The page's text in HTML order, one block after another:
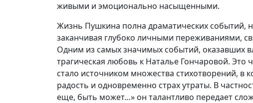
живыми и эмоционально насыщенными.
Жизнь Пушкина полна драматических событий,
заканчивая глубоко личными переживаниями,
Одним из самых значимых событий, оказавших
трагическая любовь к Наталье Гончаровой. Это
стало источником множества стихотворений, в
радость и одновременно страх утраты. В
еще, быть может…» он талантливо передает